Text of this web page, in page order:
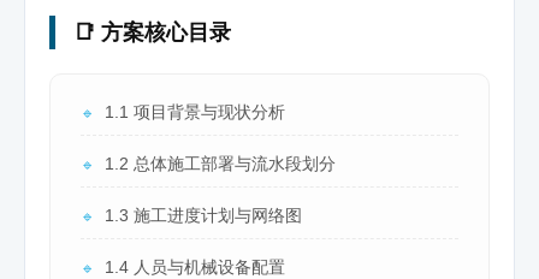
📑 方案核心目录
🔹 1.1 项目背景与现状分析
🔹 1.2 总体施工部署与流水段划分
🔹 1.3 施工进度计划与网络图
🔹 1.4 人员与机械设备配置